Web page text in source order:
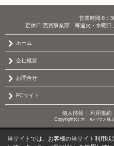
営業時間:8：
定休日:売買事業部：毎週火・水曜
ホーム
会社概要
お問合せ
PCサイト
個人情報 ｜ 利用規約
Copyright(c) オールハウス株
当サイトでは、お客様の当サイト利用